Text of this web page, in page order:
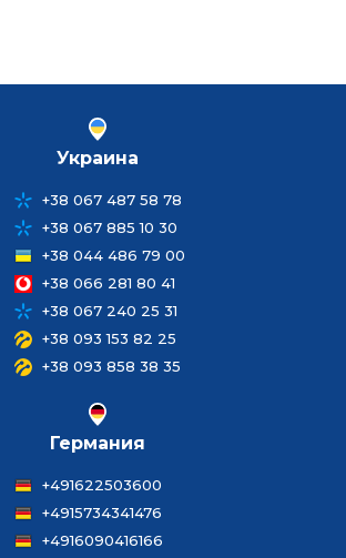
Украина
+38 067 487 58 78
+38 067 885 10 30
+38 044 486 79 00
+38 066 281 80 41
+38 067 240 25 31
+38 093 153 82 25
+38 093 858 38 35
Германия
+491622503600
+4915734341476
+4916090416166